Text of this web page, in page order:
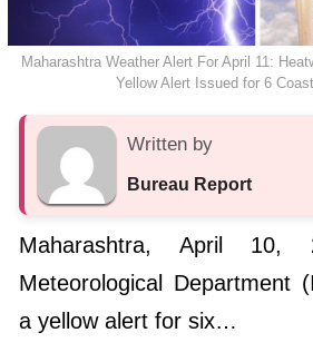
Maharashtra Weather Alert For April 11:
Yellow Alert Issued for 6
Written by
Bureau Report
Maharashtra, April 10,
Meteorological Department
a yellow alert for six…